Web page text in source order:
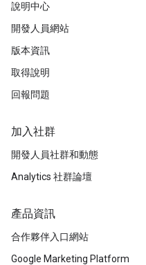
說明中心
開發人員網站
版本資訊
取得說明
回報問題
加入社群
開發人員社群和動態
Analytics 社群論壇
產品資訊
合作夥伴入口網站
Google Marketing Platform